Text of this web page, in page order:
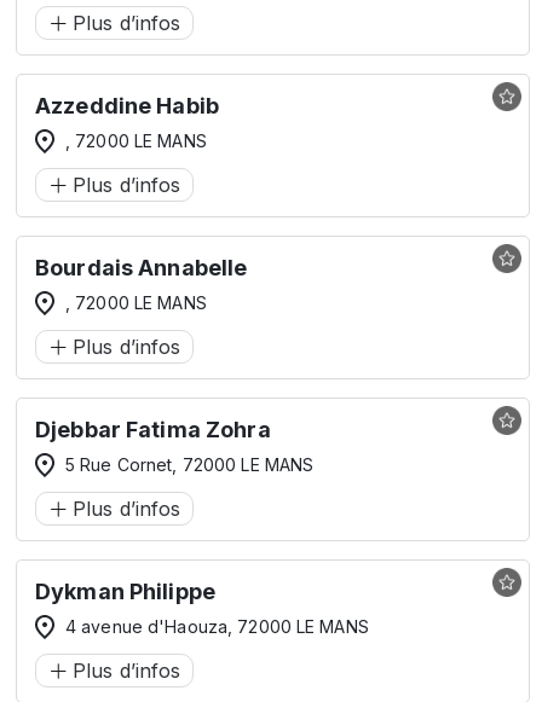
Plus d’infos
Azzeddine Habib
, 72000 LE MANS
Plus d’infos
Bourdais Annabelle
, 72000 LE MANS
Plus d’infos
Djebbar Fatima Zohra
5 Rue Cornet, 72000 LE MANS
Plus d’infos
Dykman Philippe
4 avenue d'Haouza, 72000 LE MANS
Plus d’infos